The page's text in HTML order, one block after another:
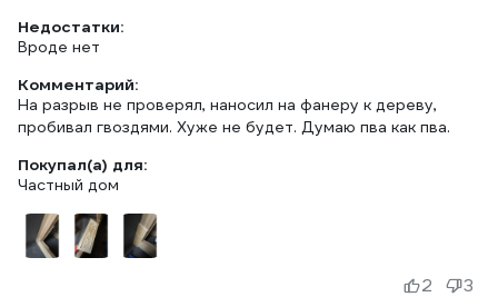
Недостатки:
Вроде нет
Комментарий:
На разрыв не проверял, наносил на фанеру к дереву,
пробивал гвоздями. Хуже не будет. Думаю пва как пва.
Покупал(а) для:
Частный дом
2 3